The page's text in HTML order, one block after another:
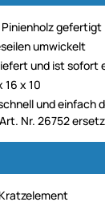
gefertigt
umwickelt
und ist sofort
16 x 10
und einfach
Nr. 26752